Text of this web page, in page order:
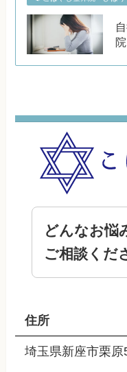
どんなお悩
ご相談くだ
住所
埼玉県新座市栗原